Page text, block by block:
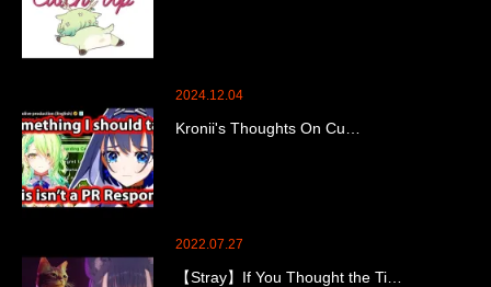
2024.12.04
Kronii's Thoughts On Cu…
2022.07.27
【Stray】If You Thought the Ti…